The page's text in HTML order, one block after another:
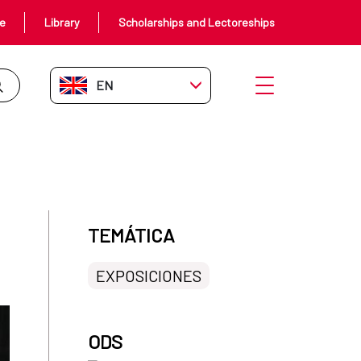
Library Scholarships and Lectoreships
EN-GB Open menu
TEMÁTICA
EXPOSICIONES
ODS